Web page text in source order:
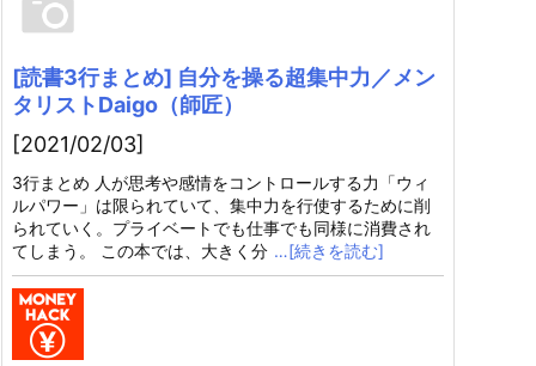
[読書3行まとめ] 自分を操る超集中力／メン
タリストDaigo（師匠）
[2021/02/03]
3行まとめ 人が思考や感情をコントロールする力「ウィ
ルパワー」は限られていて、集中力を行使するために削
られていく。プライベートでも仕事でも同様に消費され
てしまう。 この本では、大きく分 …[続きを読む]